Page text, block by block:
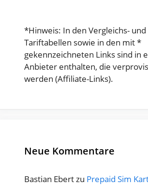
*Hinweis: In den Vergleichs- und
Tariftabellen sowie in den mit *
gekennzeichneten Links sind in
Anbieter enthalten, die
werden (Affiliate-Links).
Neue Kommentare
Bastian Ebertzu Prepaid Sim